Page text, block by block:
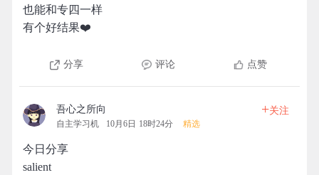
也能和专四一样
有个好结果❤️
分享 评论 点赞
吾心之所向
自主学习机 10月6日 18时24分 精选
+关注
今日分享
salient